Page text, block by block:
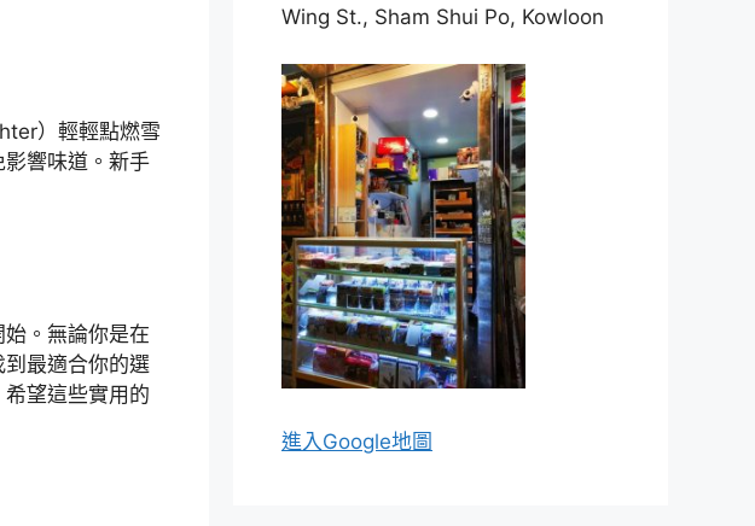
）輕輕點燃雪
響味道。新手
。無論你是在
最適合你的選
望這些實用的
Wing St., Sham Shui Po, Kowloon
進入Google地圖